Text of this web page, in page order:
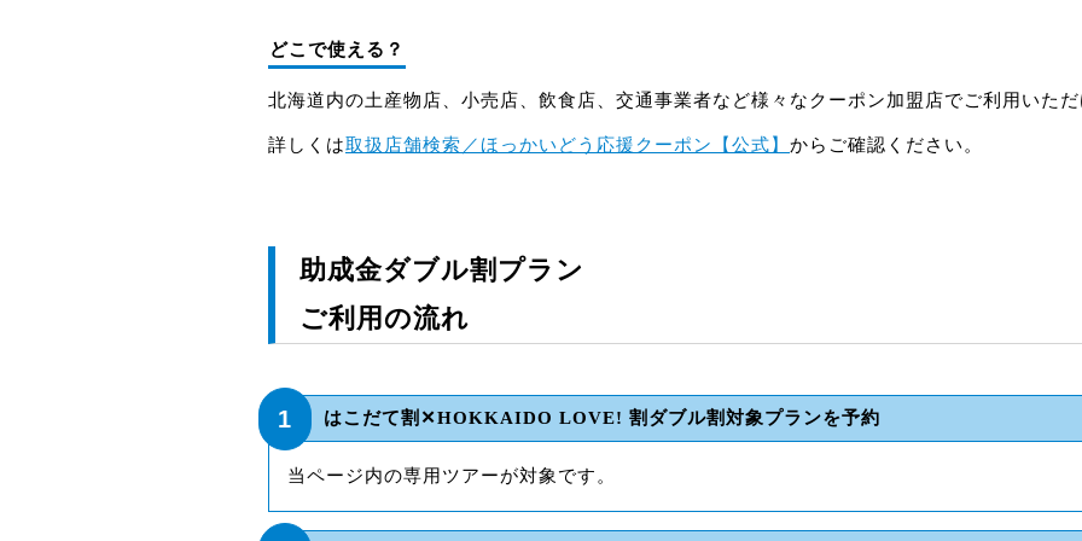
どこで使える？
北海道内の土産物店、小売店、飲食店、交通事業者など様々なクーポン加盟店でご利用いた
詳しくは取扱店舗検索／ほっかいどう応援クーポン【公式】 からご確認ください。
助成金ダブル割プラン
ご利用の流れ
1 はこだて割✕HOKKAIDO LOVE! 割ダブル割対象プランを予約
当ページ内の専用ツアーが対象です。